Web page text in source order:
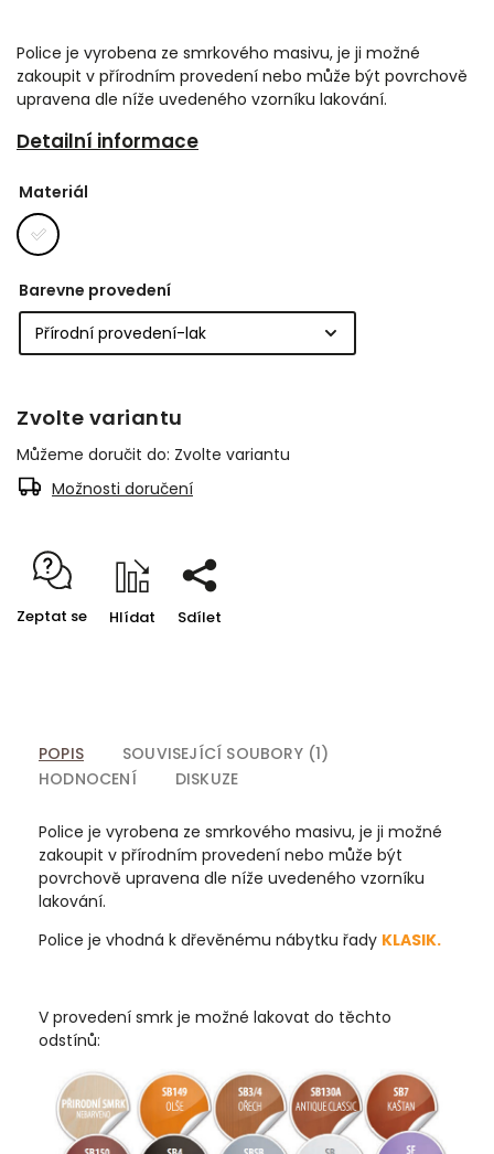
Police je vyrobena ze smrkového masivu, je ji možné
zakoupit v přírodním provedení nebo může být povrchově
upravena dle níže uvedeného vzorníku lakování.
Detailní informace
Materiál
Barevne provedení
Zvolte variantu
Můžeme doručit do: Zvolte variantu
Možnosti doručení
Zeptat se Hlídat Sdílet
POPIS
SOUVISEJÍCÍ SOUBORY (1)
HODNOCENÍ
DISKUZE
Police je vyrobena ze smrkového masivu, je ji možné
zakoupit v přírodním provedení nebo může být
povrchově upravena dle níže uvedeného vzorníku
lakování.
Police je vhodná k dřevěnému nábytku řady KLASIK.
V provedení smrk je možné lakovat do těchto
odstínů: